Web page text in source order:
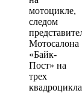
мотоцикле,
следом
Мотосалона
«Байк-
Пост» на
трех